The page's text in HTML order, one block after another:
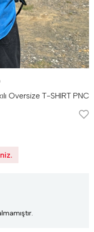
Oversize T-SHIRT PNC